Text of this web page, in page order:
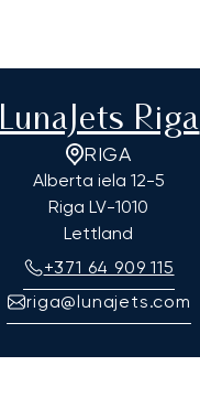
LunaJets Riga
RIGA
Alberta iela 12-5
Riga LV-1010
Lettland
+371 64 909 115
riga@lunajets.com